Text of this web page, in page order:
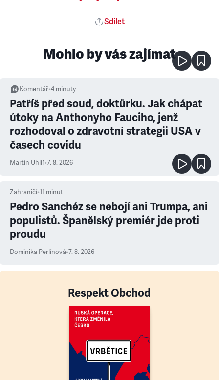
Sdílet
Mohlo by vás zajímat
Komentář•4 minuty
Patříš před soud, doktůrku. Jak chápat
útoky na Anthonyho Fauciho, jenž
rozhodoval o zdravotní strategii USA v
časech covidu
Martin Uhlíř•7. 8. 2026
Zahraničí•11 minut
Pedro Sanchéz se nebojí ani Trumpa, ani
populistů. Španělský premiér jde proti
proudu
Dominika Perlínová•7. 8. 2026
Respekt Obchod